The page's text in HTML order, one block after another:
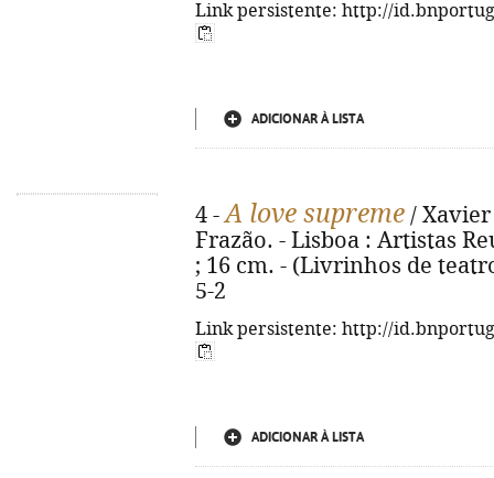
Link persistente: http://
ADICIONAR À LISTA
4 -A love supreme /
Frazão. - Lisboa : Artistas
; 16 cm. - (Livrinhos de
5-2
Link persistente: http://
ADICIONAR À LISTA